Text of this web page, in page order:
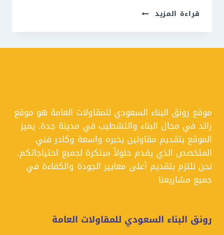
قراءة المزيد معلم
جدة
موقع رونق البناء السعودي للمقاولات العامة هو موقع
رائد في مجال البناء والتشطيب في مدينة جدة. يميز
الموقع بتقديم مقاولين بخبره واسعة وكادر فني
المتخصص الذي يقدم حلولاً مبتكرة لجميع احتياجاتكم.
نحن نلتزم بتقديم أعلى معايير الجودة والكفاءة في
جميع مشاريعنا
رونق البناء السعودي للمقاولات العامة